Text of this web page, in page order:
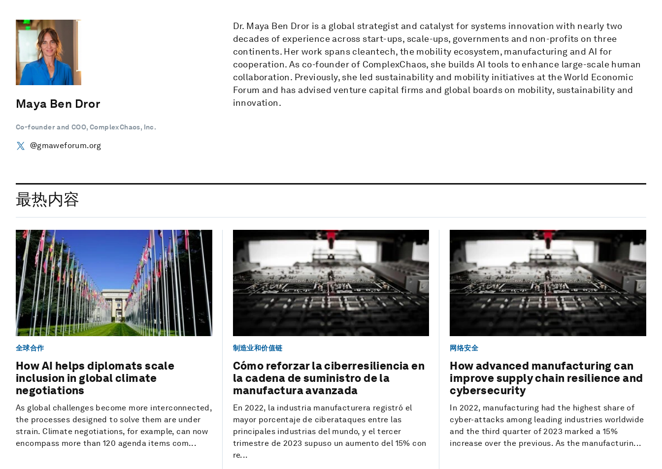
Maya Ben Dror
Co-founder and COO, ComplexChaos, Inc.
@gmaweforum.org
Dr. Maya Ben Dror is a global strategist and catalyst for systems innovation with nearly two
decades of experience across start-ups, scale-ups, governments and non-profits on three
continents. Her work spans cleantech, the mobility ecosystem, manufacturing and AI for
cooperation. As co-founder of ComplexChaos, she builds AI tools to enhance large-scale human
collaboration. Previously, she led sustainability and mobility initiatives at the World Economic
Forum and has advised venture capital firms and global boards on mobility, sustainability and
innovation.
最热内容
全球合作
How AI helps diplomats scale
inclusion in global climate
negotiations
As global challenges become more interconnected,
the processes designed to solve them are under
strain. Climate negotiations, for example, can now
encompass more than 120 agenda items com...
制造业和价值链
Cómo reforzar la ciberresiliencia en
la cadena de suministro de la
manufactura avanzada
En 2022, la industria manufacturera registró el
mayor porcentaje de ciberataques entre las
principales industrias del mundo, y el tercer
trimestre de 2023 supuso un aumento del 15% con
re...
网络安全
How advanced manufacturing can
improve supply chain resilience and
cybersecurity
In 2022, manufacturing had the highest share of
cyber-attacks among leading industries worldwide
and the third quarter of 2023 marked a 15%
increase over the previous. As the manufacturin...